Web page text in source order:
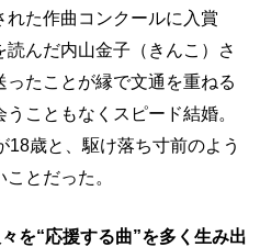
た作曲コンクールに入賞
んだ内山金子（きんこ）さ
たことが縁で文通を重ねる
こともなくスピード結婚。
歳と、駆け落ち寸前のよう
とだった。
を“応援する曲”を多く生み出